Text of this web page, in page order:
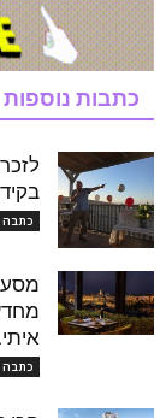
כתבות נוספות
כתבה
כתבה